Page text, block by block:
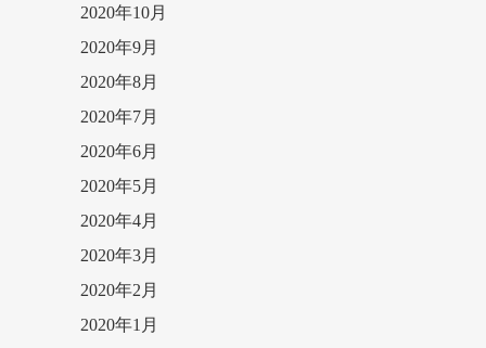
2020年10月
2020年9月
2020年8月
2020年7月
2020年6月
2020年5月
2020年4月
2020年3月
2020年2月
2020年1月